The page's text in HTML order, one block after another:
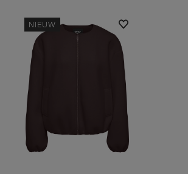
NIEUW